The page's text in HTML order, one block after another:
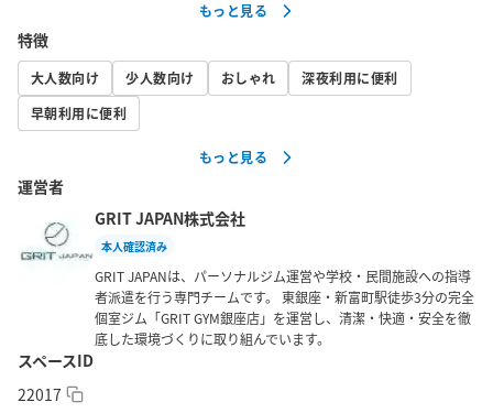
ワークショップにもご活用いただけます。
👥会社仲間でのグループトレーニング・アフター合トレにも人気
です。
✨【設備アップグレード／新規設置のお知らせ】✨
★ 可変式ダンベルを 「FLEXBELL（NÜO）可変式ダンベル32kgセ
ット（正規品）」最新モデル へ更新しました（2kg刻み／16段
重量変更がよりスムーズになり、安全性・操作性・メンテナンス
性も向上しています。
★ 「ケトルベル 8kg（ネオプレン／フロスト加工）」 を新規設置
静音性が高く床にもやさしい仕様で、滑りにくく握りやすいグリ
ップです。
もっと見る
特徴
大人数向け 少人数向け おしゃれ
深夜利用に便利
早朝利用に便利
もっと見る
運営者
GRIT JAPAN株式会社
本人確認済み
GRIT JAPANは、パーソナルジム運営や学校・民間施設への指導
者派遣を行う専門チームです。 東銀座・新富町駅徒歩3分の完全
個室ジム「GRIT GYM銀座店」を運営し、清潔・快適・安全を徹
底した環境づくりに取り組んでいます。
スペースID
22017